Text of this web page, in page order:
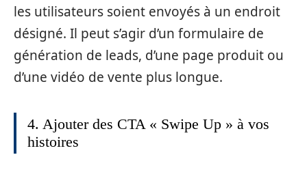
les utilisateurs soient envoyés à un endroit
désigné. Il peut s’agir d’un formulaire de
génération de leads, d’une page produit ou
d’une vidéo de vente plus longue.
4. Ajouter des CTA « Swipe Up » à vos
histoires